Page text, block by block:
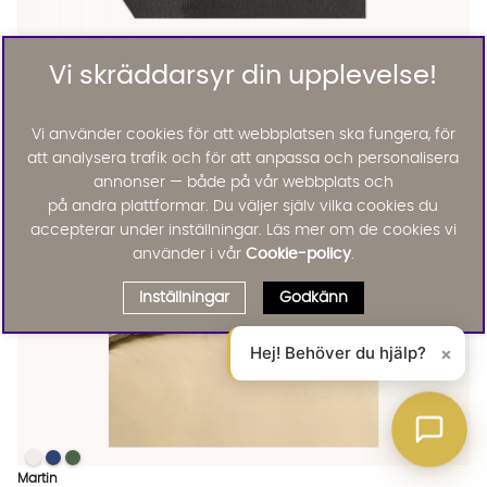
ANNA Dra-på-lakan 140 Ljusgrå Finns även i dessa färger:
ANNA Dra-på-lakan 140 Ljusgrå
251 :-
295 :-
15%
MARTIN Bäddset Kingsize Gul Finns även i dessa färger:
MARTIN Bäddset Kingsize Gul
MARTIN Bäddset Kingsize Gul
MARTIN Bäddset Kingsize Gul
Martin
Vi skräddarsyr din upplevelse!
Vi använder cookies för att webbplatsen ska fungera, för
att analysera trafik och för att anpassa och personalisera
annonser — både på vår webbplats och
på andra plattformar. Du väljer själv vilka cookies du
accepterar under inställningar. Läs mer om de cookies vi
använder i vår Cookie-policy.
Inställningar Godkänn
Hej! Behöver du hjälp? ×